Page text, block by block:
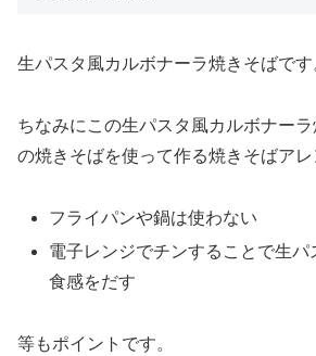
生パスタ風カルボナーラ焼きそばです
ちなみにこの生パスタ風カルボナー
の焼きそばを使って作る焼きそばアレ
フライパンや鍋は使わない
電子レンジでチンすることで生パ
食感をだす
等もポイントです。